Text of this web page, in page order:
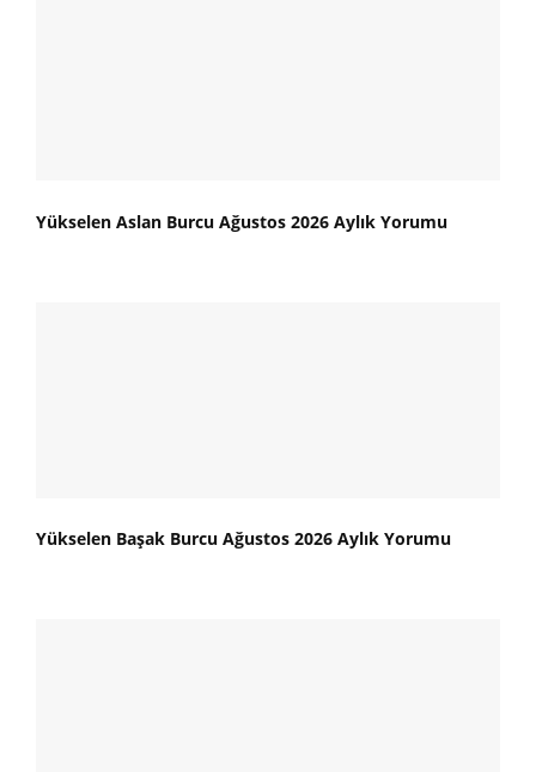
Yükselen Aslan Burcu Ağustos 2026 Aylık Yorumu
Yükselen Başak Burcu Ağustos 2026 Aylık Yorumu